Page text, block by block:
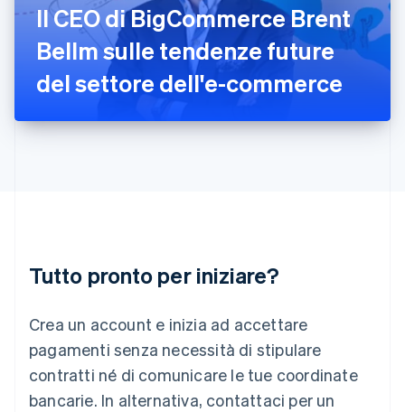
Il CEO di BigCommerce Brent
Bellm sulle tendenze future
del settore dell'e-commerce
Tutto pronto per iniziare?
Crea un account e inizia ad accettare
pagamenti senza necessità di stipulare
contratti né di comunicare le tue coordinate
bancarie. In alternativa, contattaci per un
Irlanda
English
Italia
Italiano English
Lettonia
Liechtenstein
Malta
English
EspañolEnglish
Norvegia
English
Nuova Zelanda
English